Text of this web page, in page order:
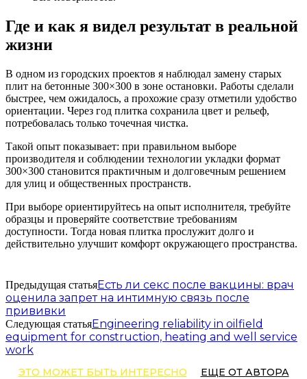
Где и как я видел результат в реальной
жизни
В одном из городских проектов я наблюдал замену старых
плит на бетонные 300×300 в зоне остановки. Работы сделали
быстрее, чем ожидалось, а прохожие сразу отметили удобство
ориентации. Через год плитка сохранила цвет и рельеф,
потребовалась только точечная чистка.
Такой опыт показывает: при правильном выборе
производителя и соблюдении технологии укладки формат
300×300 становится практичным и долговечным решением
для улиц и общественных пространств.
При выборе ориентируйтесь на опыт исполнителя, требуйте
образцы и проверяйте соответствие требованиям
доступности. Тогда новая плитка прослужит долго и
действительно улучшит комфорт окружающего пространства.
Предыдущая статьяЕсть ли секс после вакцины: врач
оценила запрет на интимную связь после
прививки
Следующая статьяEngineering reliability in oilfield
equipment for construction, heating and well service
work
ЭТО МОЖЕТ БЫТЬ ИНТЕРЕСНО ЕЩЕ ОТ АВТОРА